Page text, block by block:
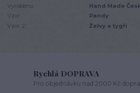
Vyrobeno:
Hand Made
Vzor:
Pandy
Vzor 2:
Želvy a tygři
Rychlá DOPRAVA
Pro objednávku nad 2000 Kč